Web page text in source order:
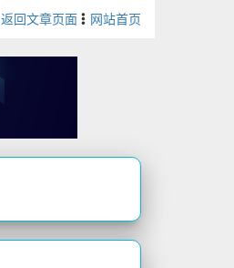
返回文章页面 网站首页